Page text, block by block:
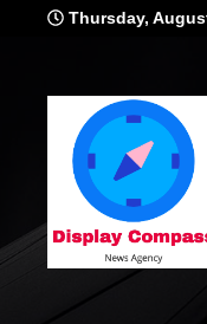
Thursday,